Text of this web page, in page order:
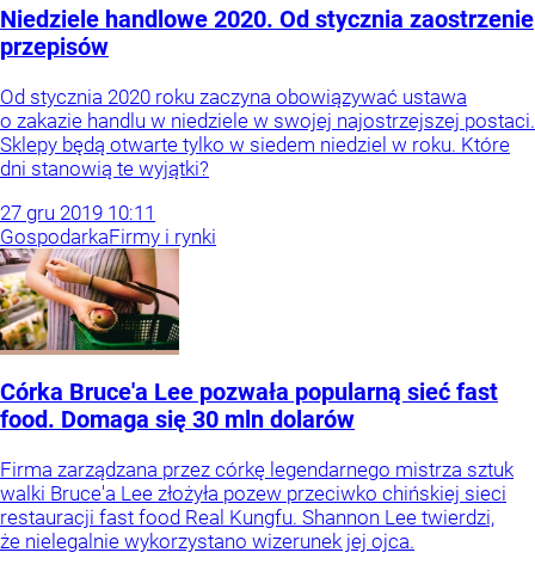
Niedziele handlowe 2020. Od stycznia zaostrzenie
przepisów
Od stycznia 2020 roku zaczyna obowiązywać ustawa
o zakazie handlu w niedziele w swojej najostrzejszej postaci.
Sklepy będą otwarte tylko w siedem niedziel w roku. Które
dni stanowią te wyjątki?
27 gru 2019 10:11
GospodarkaFirmy i rynki
Córka Bruce'a Lee pozwała popularną sieć fast
food. Domaga się 30 mln dolarów
Firma zarządzana przez córkę legendarnego mistrza sztuk
walki Bruce'a Lee złożyła pozew przeciwko chińskiej sieci
restauracji fast food Real Kungfu. Shannon Lee twierdzi,
że nielegalnie wykorzystano wizerunek jej ojca.